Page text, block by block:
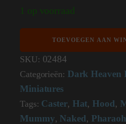
1 op voorraad
Of
02484
(metal)
aantal
TOEVOEGEN AAN
SKU: 02484
Categorieën: Dark Heaven
Miniatures
Tags: Caster, Hat, Hood,
Mummy, Naked, Pharaoh